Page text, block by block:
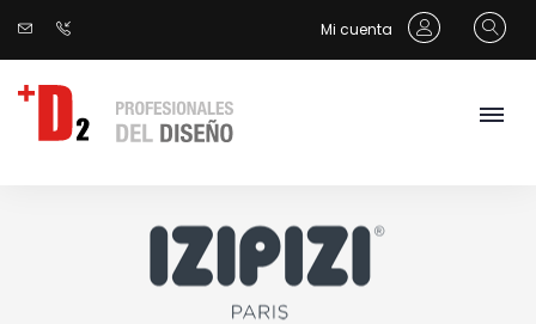
Mi cuenta